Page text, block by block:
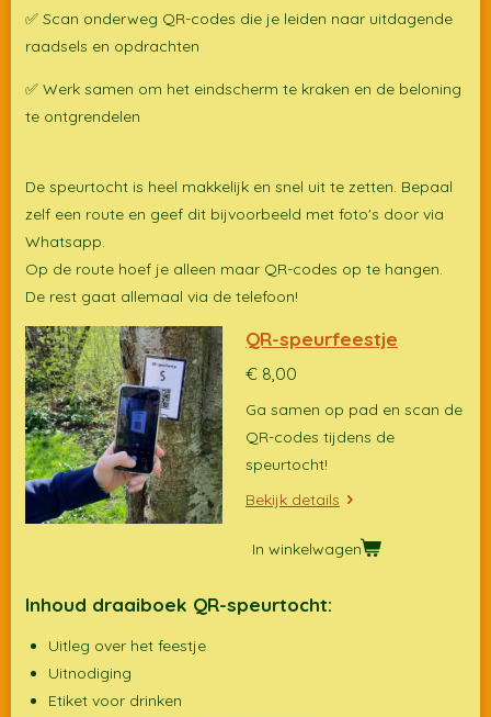
✅ Scan onderweg QR-codes die je leiden naar uitdagende
raadsels en opdrachten
✅ Werk samen om het eindscherm te kraken en de beloning
te ontgrendelen
De speurtocht is heel makkelijk en snel uit te zetten. Bepaal
zelf een route en geef dit bijvoorbeeld met foto's door via
Whatsapp.
Op de route hoef je alleen maar QR-codes op te hangen.
De rest gaat allemaal via de telefoon!
QR-speurfeestje
€ 8,00
Ga samen op pad en scan de
QR-codes tijdens de
speurtocht!
Bekijk details
In winkelwagen
Inhoud draaiboek QR-speurtocht:
Uitleg over het feestje
Uitnodiging
Etiket voor drinken